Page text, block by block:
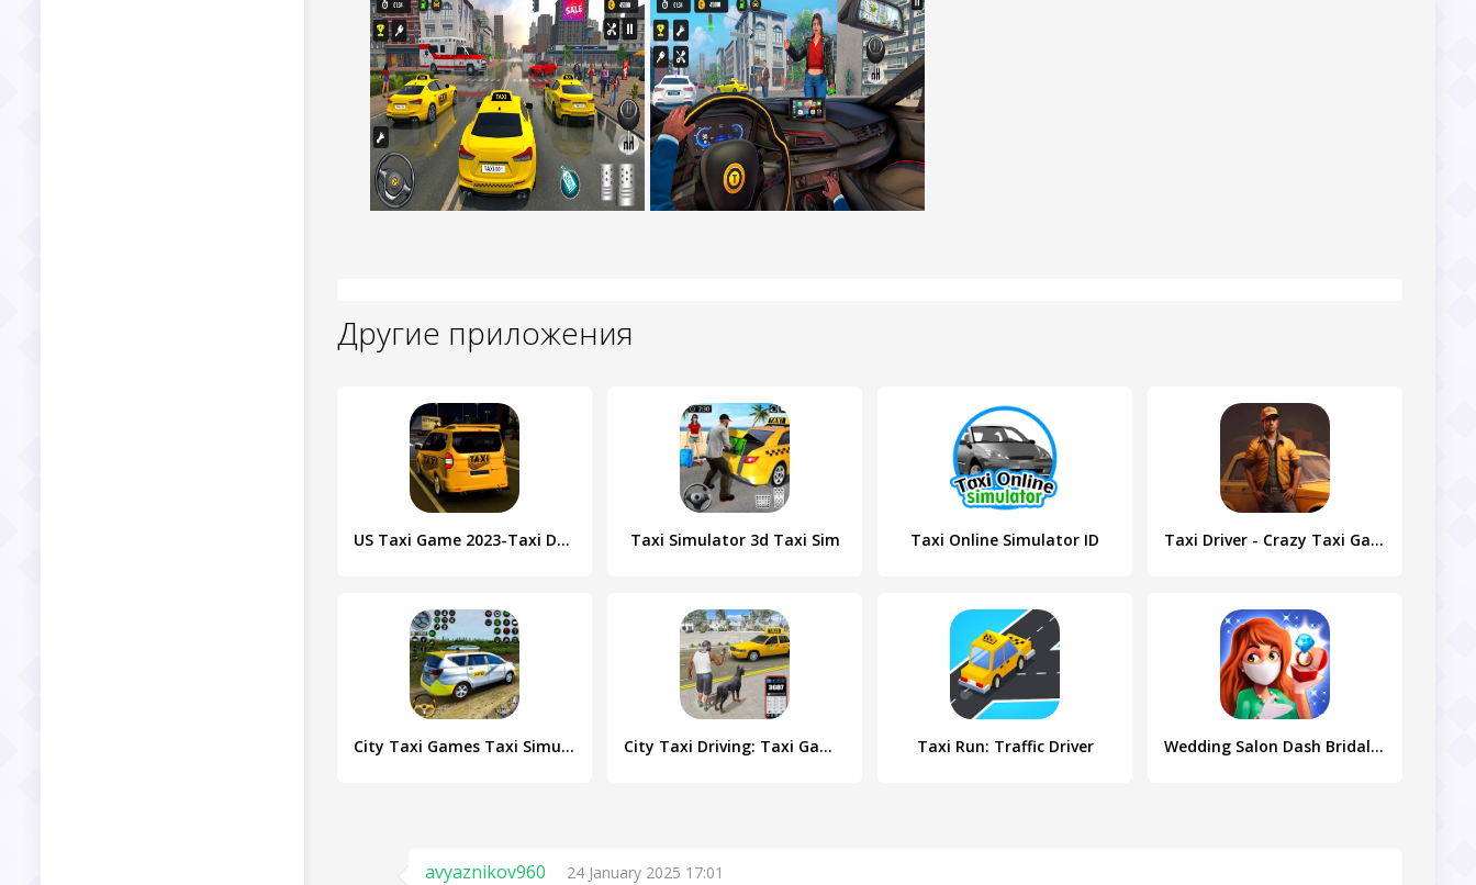
Другие приложения
US Taxi Game 2023-Taxi Driver Taxi Simulator 3d Taxi Sim Taxi Online Simulator ID Taxi Driver - Crazy Taxi Games
City Taxi Games Taxi Simulator City Taxi Driving: Taxi Games Taxi Run: Traffic Driver Wedding Salon Dash Bridal Shop
avyaznikov960
24 January 2025 17:01